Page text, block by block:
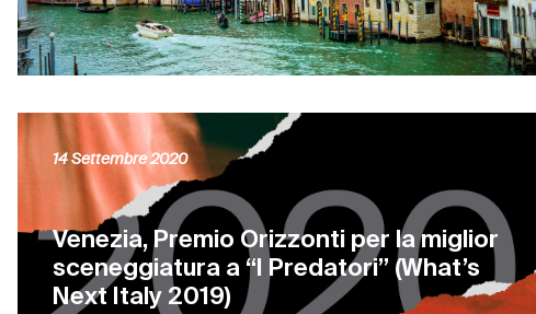
Venezia, Premio Orizzonti per la miglior
sceneggiatura a “I Predatori” (What’s
Next Italy 2019)
14 Settembre 2020